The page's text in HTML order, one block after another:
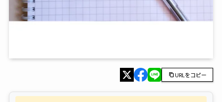
URLをコピー